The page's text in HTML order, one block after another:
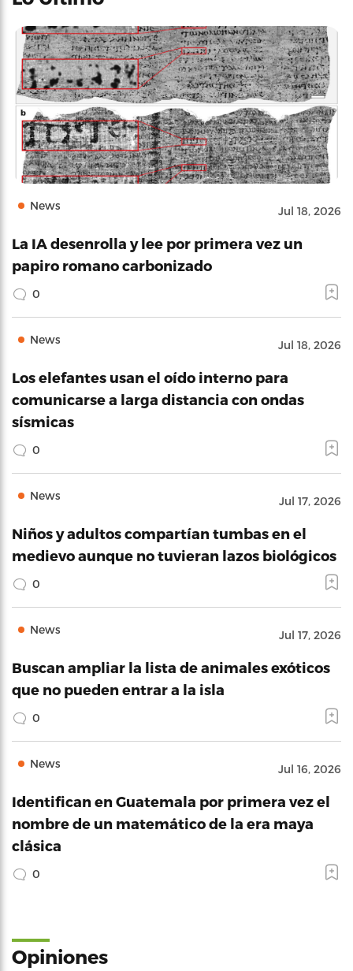
News Jul 18, 2026
La IA desenrolla y lee por primera vez un
papiro romano carbonizado
0
News Jul 18, 2026
Los elefantes usan el oído interno para
comunicarse a larga distancia con ondas
sísmicas
0
News Jul 17, 2026
Niños y adultos compartían tumbas en el
medievo aunque no tuvieran lazos biológicos
0
News Jul 17, 2026
Buscan ampliar la lista de animales exóticos
que no pueden entrar a la isla
0
News Jul 16, 2026
Identifican en Guatemala por primera vez el
nombre de un matemático de la era maya
clásica
0
Opiniones